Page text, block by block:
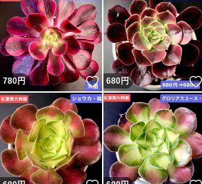
780円 いいね！
680円